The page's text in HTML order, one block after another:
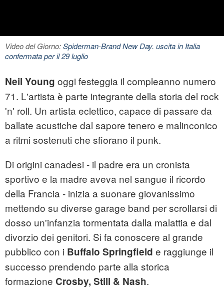
Video del Giorno:Spiderman-Brand New Day. uscita in Italia
confermata per il 29 luglio
Neil Young oggi festeggia il compleanno numero
71. L'artista è parte integrante della storia del rock
'n' roll. Un artista eclettico, capace di passare da
ballate acustiche dal sapore tenero e malinconico
a ritmi sostenuti che sfiorano il punk.
Di origini canadesi - il padre era un cronista
sportivo e la madre aveva nel sangue il ricordo
della Francia - inizia a suonare giovanissimo
mettendo su diverse garage band per scrollarsi di
dosso un'infanzia tormentata dalla malattia e dal
divorzio dei genitori. Si fa conoscere al grande
pubblico con i Buffalo Springfield e raggiunge il
successo prendendo parte alla storica
formazione Crosby, Still & Nash.